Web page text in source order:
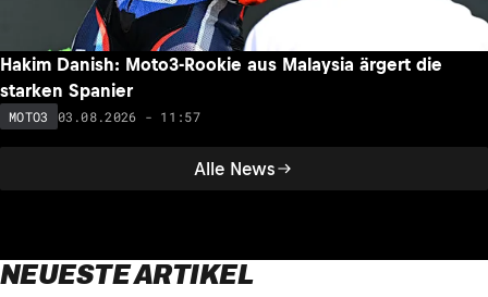
Alle News
Hakim Danish: Moto3-Rookie aus Malaysia ärgert die
starken Spanier
MOTO3 03.08.2026 - 11:57
NEUESTE ARTIKEL